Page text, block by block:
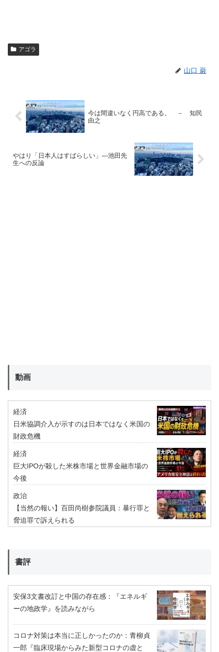
アゴラ
山口 巌
今は間違いなく円高である。 － 知民
由之
やはり「日本人はすばらしい」―池田先
生への反論
動画
経済
日米協調介入が示すのは日本ではなく米国の
財政危機
経済
巨大IPOが殺した米株市場と世界金融市場の
今後
政治
【当然の報い】百田尚樹参院議員：暴行罪と
脅迫罪で訴えられる
書評
安保3文書改訂と中国の存在感：『エネルギ
ーの地政学』を読みながら
コロナ対策は本当に正しかったのか：青柳貞
一郎『臨床現場からみた新型コロナの虚と